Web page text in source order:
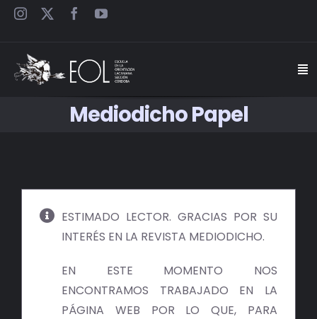
Saltar
JORNADAS
Mediodicho Papel
ESTIMADO LECTOR. GRACIAS POR SU
INTERÉS EN LA REVISTA MEDIODICHO.
EN ESTE MOMENTO NOS
ENCONTRAMOS TRABAJADO EN LA
PÁGINA WEB POR LO QUE, PARA